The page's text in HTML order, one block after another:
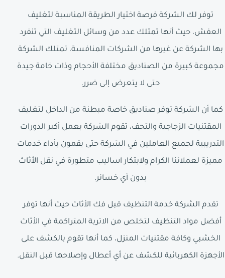
توفر لك الشركة فرصة اختيار الطريقة المناسبة لتغليف
العفش، حيث أنها تمتلك عدد من وسائل التغليف التي تنفرد
بها الشركة عن غيرها من الشركات المنافسة، تمتلك الشركة
مجموعة كبيرة من الصناديق مختلفة الأحجام وذات خامة جيدة
حتى لا يتعرض إلى ضرر.
كما أن الشركة توفر صناديق خاصة مبطنة من الداخل لتغليف
المقتنيات الزجاجية والتحف، تقوم الشركة بعمل أكبر الدورات
التدريبية لجميع العاملين في الشركة حتى يقمون بأداء خدمات
مميزة لعملائنا الكرام ولابتكار اساليب متطورة في نقل الأثاث
بدون أي خسائر.
تقدم الشركة خدمة التنظيف قبل فك الأثاث حيث أنها توفر
أفضل مواد التنظيف لتخلص من الاتربة المتراكمة في الأثاث
الخشبي وكافة مقتنيات المنزل، كما أنها تقوم بالكشف على
الأجهزة الكهربائية للكشف عن أي أعطال وإصلاحها قبل النقل.